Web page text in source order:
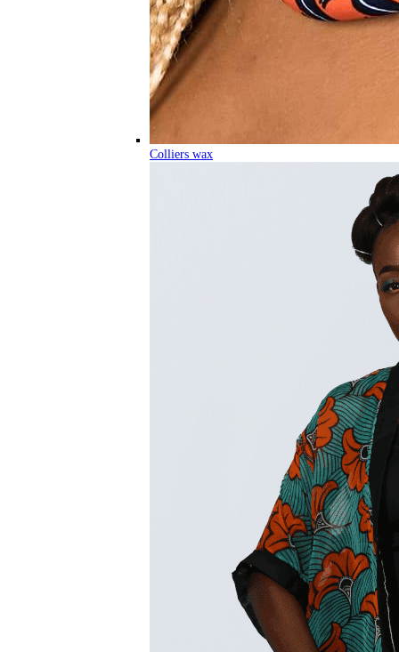
Colliers wax